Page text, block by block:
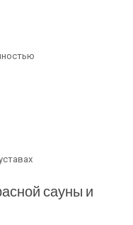
сауны и